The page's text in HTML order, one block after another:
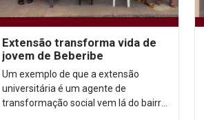
Extensão transforma vida de
jovem de Beberibe
Um exemplo de que a extensão
universitária é um agente de
transformação social vem lá do bairro